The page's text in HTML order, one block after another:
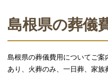
島根県の葬儀
島根県の葬儀費用についてご
あり、火葬のみ、一日葬、家